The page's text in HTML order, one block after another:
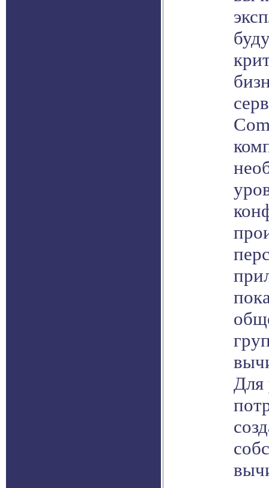
Для